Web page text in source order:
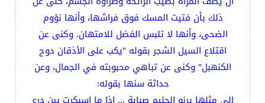
ذلك بأن فتيت المسك فوق فراشها، وأنها نؤوم
الضحى، وأنها لا تلبس الفضل للامتهان. وكنى عن
اقتلاع السيل الشجر بقوله "يكب على الأذقان دوح
الكنهبل" وكنى عن تباهي محبوبته في الجمال، وعن
حداثة سنها بقوله: